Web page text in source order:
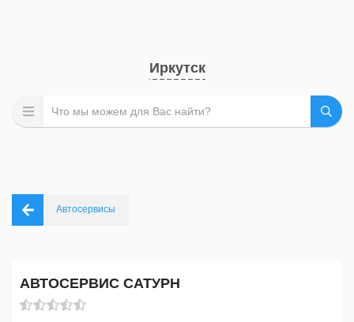
Иркутск
Автосервисы
АВТОСЕРВИС САТУРН